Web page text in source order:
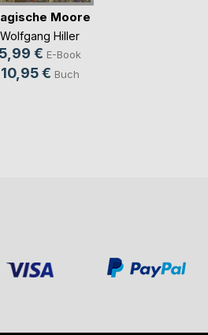
Moore
Wolfgang Hiller
5,99 € E-Book
10,95 € Buch